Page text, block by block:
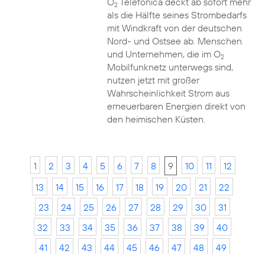
2
als die Hälfte seines Strombedarfs
mit Windkraft von der deutschen
Nord- und Ostsee ab. Menschen
und Unternehmen, die im O2
Mobilfunknetz unterwegs sind,
nutzen jetzt mit großer
Wahrscheinlichkeit Strom aus
erneuerbaren Energien direkt von
den heimischen Küsten.
1 2 3 4 5 6 7 8 9 10 11
12
13
14 15 16 17 18 19 20 21
22
23
24 25 26 27 28 29 30
31
32
33 34 35 36 37 38 39
40
41
42 43 44 45 46 47 48
49